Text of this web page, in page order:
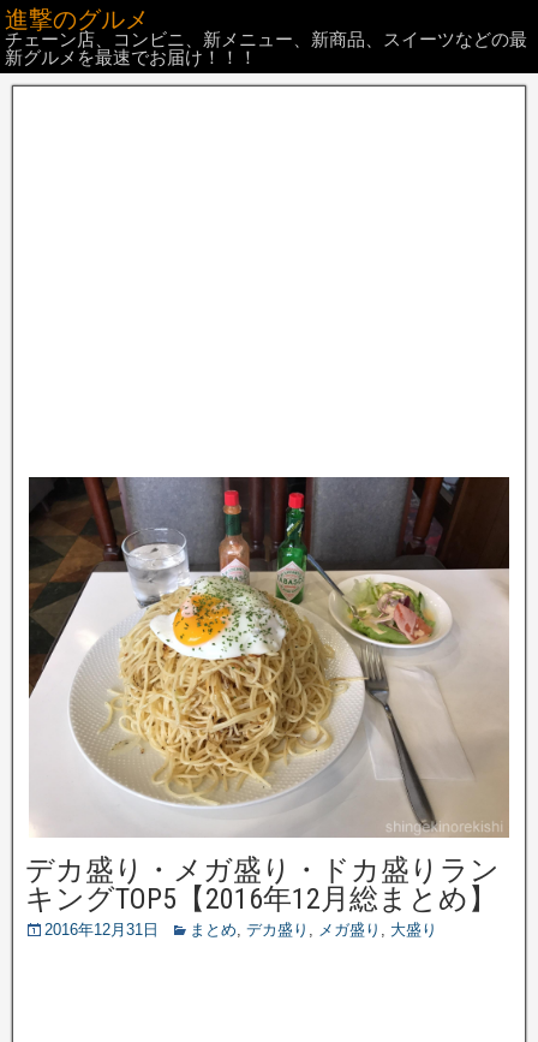
進撃のグルメ
チェーン店、コンビニ、新メニュー、新商品、スイーツなどの最
新グルメを最速でお届け！！！
デカ盛り・メガ盛り・ドカ盛りラン
キングTOP5【2016年12月総まとめ】
2016年12月31日 まとめ, デカ盛り , メガ盛り , 大盛り